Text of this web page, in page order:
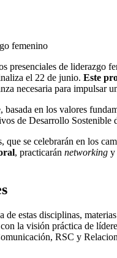
femenino
presenciales de liderazgo
el 22 de junio. Este
necesaria para impulsar
en los valores
de Desarrollo Sostenible
se celebrarán en los
, practicarán networking y
estas disciplinas,
la visión práctica de
RSC y